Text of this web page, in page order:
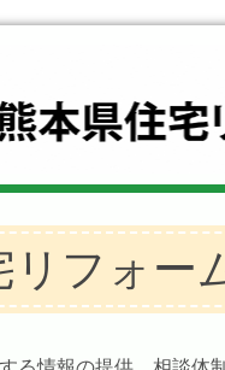
リフォー